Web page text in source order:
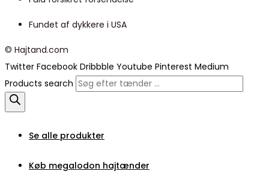
Fundet af dykkere i USA
© Hajtand.com
Twitter Facebook Dribbble Youtube Pinterest Medium
Products search
Se alle produkter
Køb megalodon hajtænder